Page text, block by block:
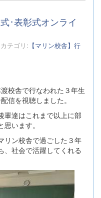
･表彰式オンライ
カテゴリ: 【マリン校舎】行
校舎で行なわれた３年生
信を視聴しました。
輩達はこれまで以上に部
います。
リン校舎で過ごした３年
、社会で活躍してくれる